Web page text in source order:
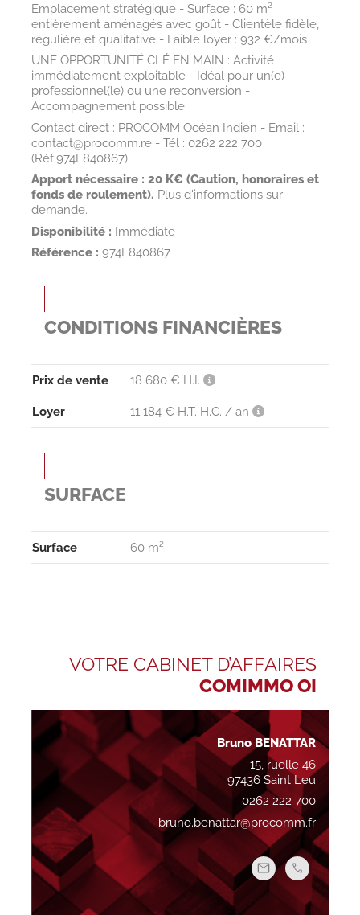
Emplacement stratégique - Surface : 60 m²
entièrement aménagés avec goût - Clientèle fidèle,
régulière et qualitative - Faible loyer : 932 €/mois
UNE OPPORTUNITÉ CLÉ EN MAIN : Activité
immédiatement exploitable - Idéal pour un(e)
professionnel(le) ou une reconversion -
Accompagnement possible.
Contact direct : PROCOMM Océan Indien - Email :
contact@procomm.re - Tél : 0262 222 700
(Réf:974F840867)
Apport nécessaire : 20 K€ (Caution, honoraires et
fonds de roulement). Plus d'informations sur
demande.
Disponibilité : Immédiate
Référence : 974F840867
CONDITIONS FINANCIÈRES
Prix de vente 18 680 € H.I.
Loyer 11 184 € H.T. H.C. / an
SURFACE
Surface 60 m²
VOTRE CABINET D’AFFAIRES
COMIMMO OI
Bruno BENATTAR
15, ruelle 46
97436 Saint Leu
0262 222 700
bruno.benattar@procomm.fr